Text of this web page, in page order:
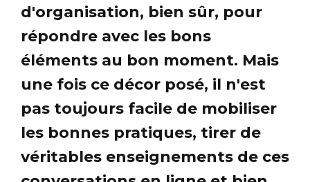
d'organisation, bien sûr, pour
répondre avec les bons
éléments au bon moment. Mais
une fois ce décor posé, il n'est
pas toujours facile de mobiliser
les bonnes pratiques, tirer de
véritables enseignements de ces